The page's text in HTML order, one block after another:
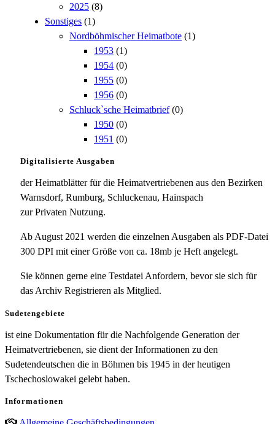
2025 (8)
Sonstiges (1)
Nordböhmischer Heimatbote (1)
1953 (1)
1954 (0)
1955 (0)
1956 (0)
Schluck`sche Heimatbrief (0)
1950 (0)
1951 (0)
Digitalisierte Ausgaben
der Heimatblätter für die Heimatvertriebenen aus den Bezirken
Warnsdorf, Rumburg, Schluckenau, Hainspach
zur Privaten Nutzung.
Ab August 2021 werden die einzelnen Ausgaben als PDF-Datei
300 DPI mit einer Größe von ca. 18mb je Heft angelegt.
Sie können gerne eine Testdatei Anfordern, bevor sie sich für
das Archiv Registrieren als Mitglied.
Sudetengebiete
ist eine Dokumentation für die Nachfolgende Generation der
Heimatvertriebenen, sie dient der Informationen zu den
Sudetendeutschen die in Böhmen bis 1945 in der heutigen
Tschechoslowakei gelebt haben.
Informationen